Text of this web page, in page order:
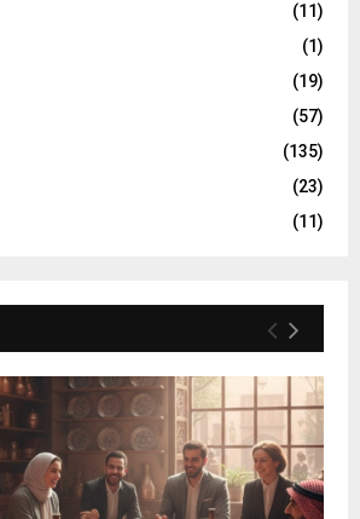
(11)
(1)
(19)
(57)
(135)
(23)
(11)